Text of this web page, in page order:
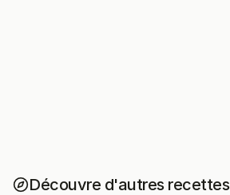
Découvre d'autres recettes